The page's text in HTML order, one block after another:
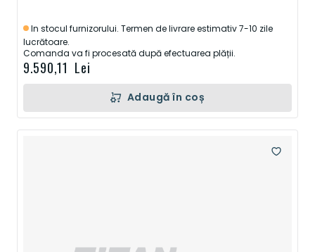
In stocul furnizorului. Termen de livrare estimativ 7-10 zile
lucrătoare.
Comanda va fi procesată după efectuarea plății.
9.590,11 Lei
Adaugă în coș